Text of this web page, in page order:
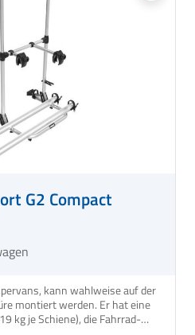
G2 Compact
kann wahlweise auf der
montiert werden. Er hat eine
kg je Schiene), die Fahrrad-